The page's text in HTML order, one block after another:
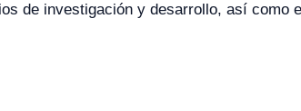
de investigación y desarrollo, así como